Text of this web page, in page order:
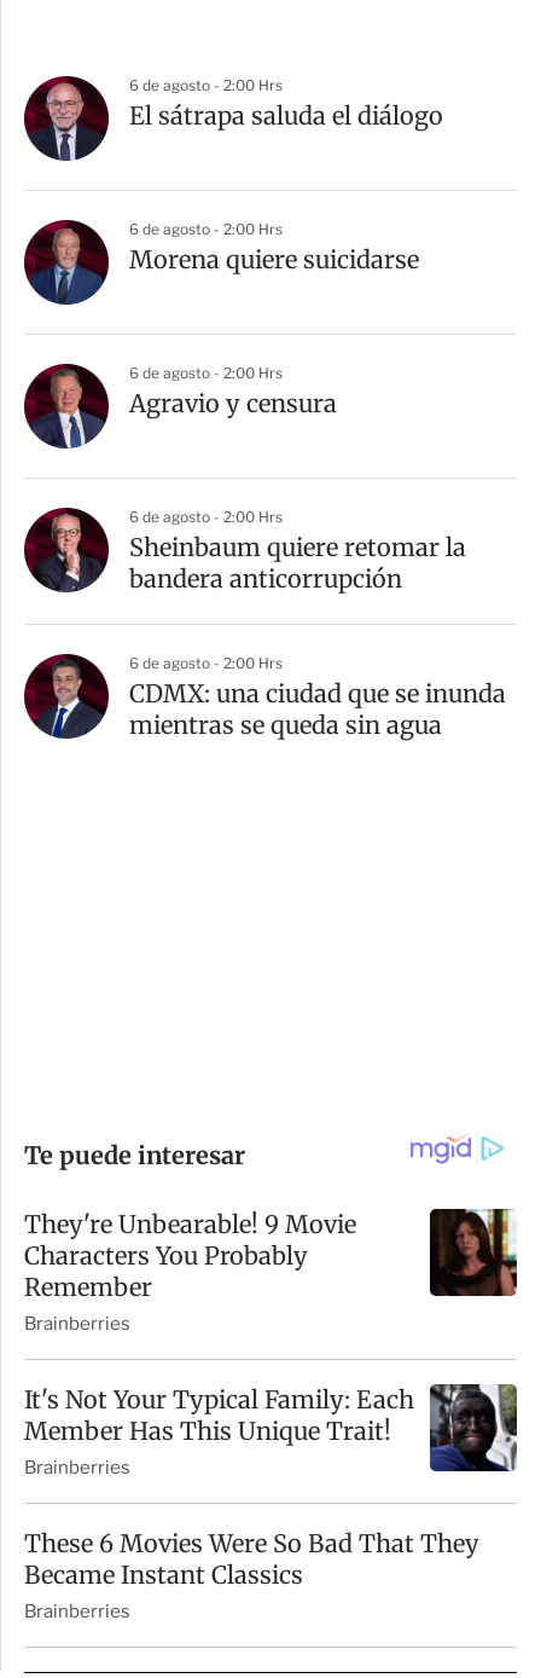
6 de agosto - 2:00 Hrs
El sátrapa saluda el diálogo
6 de agosto - 2:00 Hrs
Morena quiere suicidarse
6 de agosto - 2:00 Hrs
Agravio y censura
6 de agosto - 2:00 Hrs
Sheinbaum quiere retomar la
bandera anticorrupción
6 de agosto - 2:00 Hrs
CDMX: una ciudad que se inunda
mientras se queda sin agua